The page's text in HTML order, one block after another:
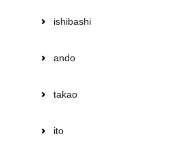
ishibashi
ando
takao
ito